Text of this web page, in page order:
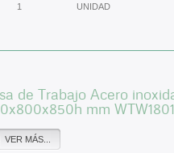
1 UNIDAD
de Trabajo Acero
mm
VER MÁS...